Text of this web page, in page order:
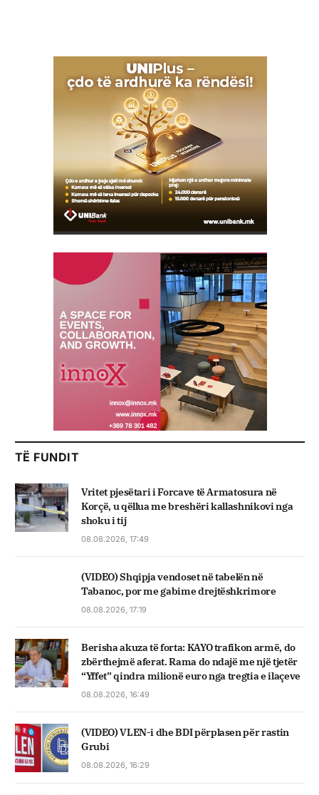
TË FUNDIT
Vritet pjesëtari i Forcave të Armatosura në
Korçë, u qëllua me breshëri kallashnikovi nga
shoku i tij
08.08.2026, 17:49
(VIDEO) Shqipja vendoset në tabelën në
Tabanoc, por me gabime drejtëshkrimore
08.08.2026, 17:19
Berisha akuza të forta: KAYO trafikon armë, do
zbërthejmë aferat. Rama do ndajë me një tjetër
“Yffet” qindra milionë euro nga tregtia e ilaçeve
08.08.2026, 16:49
(VIDEO) VLEN-i dhe BDI përplasen për rastin
Grubi
08.08.2026, 16:29